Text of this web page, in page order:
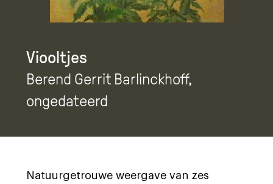
Viooltjes
Berend Gerrit Barlinckhoff,
ongedateerd
Natuurgetrouwe weergave van zes